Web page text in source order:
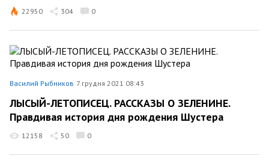
22950 304 0
Василий Рыбников 7 грудня 2021 08:43
ЛЫСЫЙ-ЛЕТОПИСЕЦ. РАССКАЗЫ О ЗЕЛЕНИНЕ.
Правдивая история дня рождения Шустера
12158 50 0